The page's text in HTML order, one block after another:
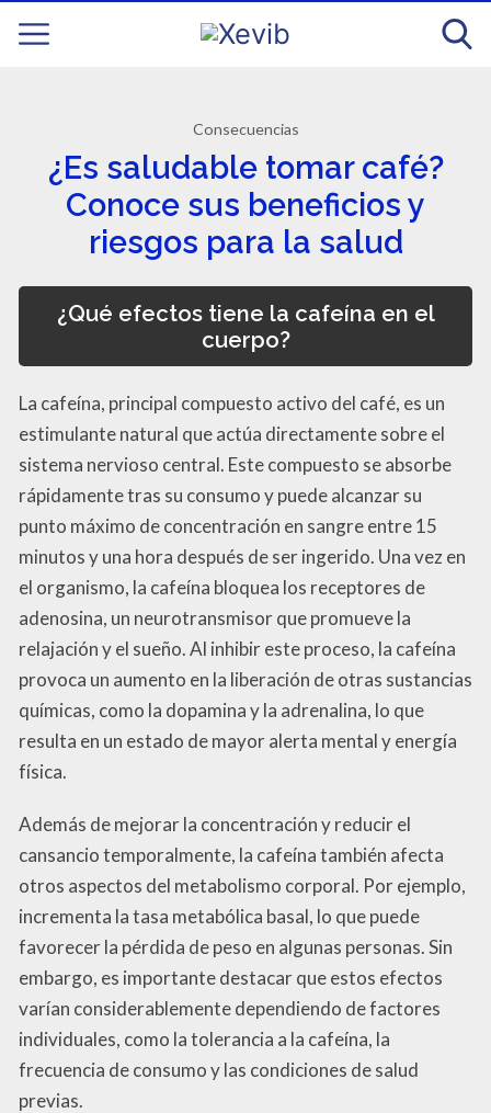
Consecuencias
¿Es saludable tomar café?
Conoce sus beneficios y
riesgos para la salud
¿Qué efectos tiene la cafeína en el
cuerpo?
La cafeína, principal compuesto activo del café, es un
estimulante natural que actúa directamente sobre el
sistema nervioso central. Este compuesto se absorbe
rápidamente tras su consumo y puede alcanzar su
punto máximo de concentración en sangre entre 15
minutos y una hora después de ser ingerido. Una vez en
el organismo, la cafeína bloquea los receptores de
adenosina, un neurotransmisor que promueve la
relajación y el sueño. Al inhibir este proceso, la cafeína
provoca un aumento en la liberación de otras sustancias
químicas, como la dopamina y la adrenalina, lo que
resulta en un estado de mayor alerta mental y energía
física.
Además de mejorar la concentración y reducir el
cansancio temporalmente, la cafeína también afecta
otros aspectos del metabolismo corporal. Por ejemplo,
incrementa la tasa metabólica basal, lo que puede
favorecer la pérdida de peso en algunas personas. Sin
embargo, es importante destacar que estos efectos
varían considerablemente dependiendo de factores
individuales, como la tolerancia a la cafeína, la
frecuencia de consumo y las condiciones de salud
previas.